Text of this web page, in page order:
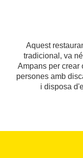
Aquest
tradicional, va
Ampans per crear
persones amb
i disposa